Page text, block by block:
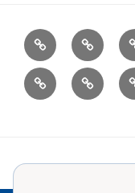
Procedimientos